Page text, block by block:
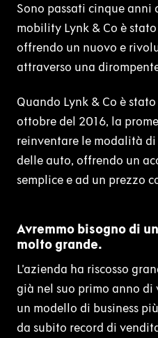
Sono passati cinque
mobility Lynk & Co è
offrendo un nuovo e
attraverso una
Quando Lynk & Co è
ottobre del 2016, la
reinventare le modalità di
delle auto, offrendo un
semplice e ad un prezzo
Avremmo bisogno di
molto grande.
L’azienda ha riscosso
già nel suo primo anno
un modello di business
da subito record di